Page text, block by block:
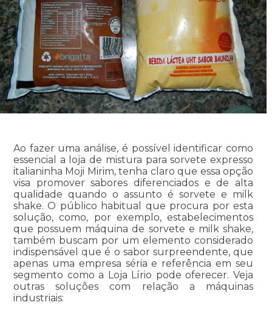
Ao fazer uma análise, é possível identificar como
essencial a loja de mistura para sorvete expresso
italianinha Moji Mirim, tenha claro que essa opção
visa promover sabores diferenciados e de alta
qualidade quando o assunto é sorvete e milk
shake. O público habitual que procura por esta
solução, como, por exemplo, estabelecimentos
que possuem máquina de sorvete e milk shake,
também buscam por um elemento considerado
indispensável que é o sabor surpreendente, que
apenas uma empresa séria e referência em seu
segmento como a Loja Lírio pode oferecer. Veja
outras soluções com relação a máquinas
industriais: